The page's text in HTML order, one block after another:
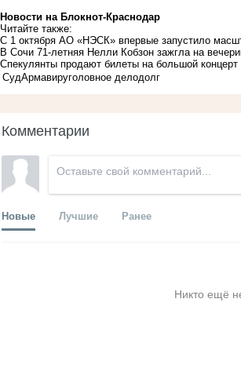
Новости на Блoкнoт-Краснодар
Читайте также:
С 1 октября АО «НЭСК» впервые запустило
В Сочи 71-летняя Нелли Кобзон зажгла на
Спекулянты продают билеты на большой
СудАрмавируголовное делодолг
Комментарии
Новые Лучшие Ранее
Никто ещё